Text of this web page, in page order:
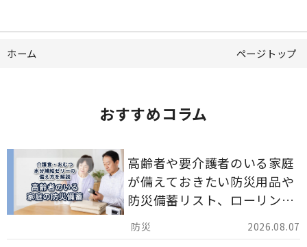
ホーム ページトップ
おすすめコラム
2026.08.07
高齢者や要介護者のいる家庭
が備えておきたい防災用品や
防災備蓄リスト、ローリング
ストックのポイントについて
解説します。